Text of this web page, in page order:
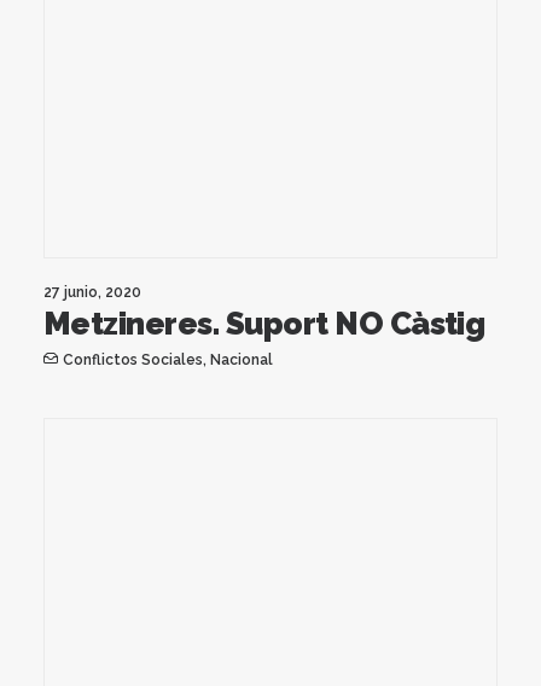
27 junio, 2020
Metzineres. Suport NO Càstig
Conflictos Sociales, Nacional